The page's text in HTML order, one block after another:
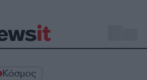
Κόσμος